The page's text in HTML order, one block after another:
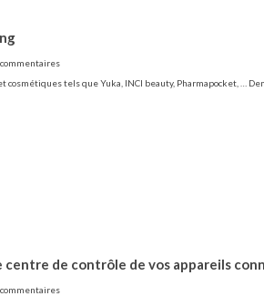
commentaires
tels que Yuka, INCI beauty, Pharmapocket, …
de contrôle de vos appareils
commentaires